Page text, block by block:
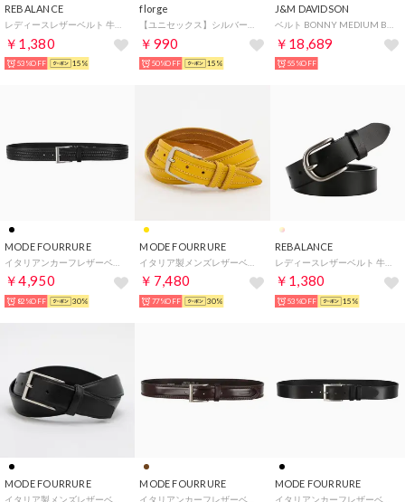
REBALANCE
￥1,380
53%OFF 15%
florge
￥990
50%OFF 15%
J&M DAVIDSON
￥18,689
55%OFF
MODE FOURRURE
￥4,950
82%OFF 30%
MODE FOURRURE
￥7,480
77%OFF 30%
REBALANCE
レディースレザーベルト 牛革 （B）
￥1,380
53%OFF 15%
MODE FOURRURE MODE FOURRURE MODE FOURRURE
イタリアンカーフレザーベルト （ブラック）